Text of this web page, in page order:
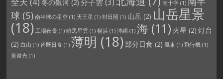
冬の銀河(2) 南十字(1)
球 (5) 南半球の星空(1) 天王星 (1) 対日照 (1) 山岳(2) 山岳星景
(18) 工場夜景(1) 暗黒星雲(1) 横浜(1) 沖縄(1) 海 (11) 火星 (2) 灯台
(2) 白山 (1) 皆既日食 (1) 薄明 (18)部分日食 (2) 風車(1) 飛行機(1)
黄道光(1)